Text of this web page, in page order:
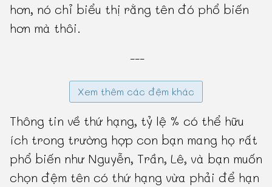
hơn, nó chỉ biểu thị rằng tên đó phổ biến
hơn mà thôi.
---
Xem thêm các đệm khác
Thông tin về thứ hạng, tỷ lệ % có thể hữu
ích trong trường hợp con bạn mang họ rất
phổ biến như Nguyễn, Trần, Lê, và bạn muốn
chọn đệm tên có thứ hạng vừa phải để hạn